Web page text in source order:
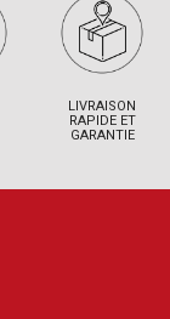
LIVRAISON
RAPIDE ET
GARANTIE